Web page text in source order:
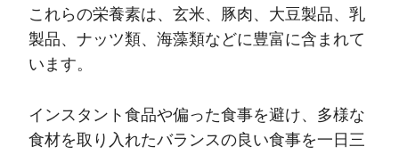
これらの栄養素は、玄米、豚肉、大豆製品、乳
製品、ナッツ類、海藻類などに豊富に含まれて
います。
インスタント食品や偏った食事を避け、多様な
食材を取り入れたバランスの良い食事を一日三